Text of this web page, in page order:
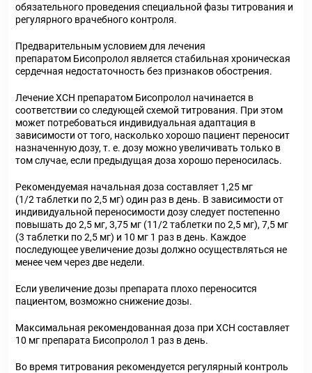
обязательного проведения специальной фазы титрования и
регулярного врачебного контроля.
Предварительным условием для лечения
препаратом Бисопролол является стабильная хроническая
сердечная недостаточность без признаков обострения.
Лечение ХСН препаратом Бисопролол начинается в
соответствии со следующей схемой титрования. При этом
может потребоваться индивидуальная адаптация в
зависимости от того, насколько хорошо пациент переносит
назначенную дозу, т. е. дозу можно увеличивать только в
том случае, если предыдущая доза хорошо переносилась.
Рекомендуемая начальная доза составляет 1,25 мг
(1/2 таблетки по 2,5 мг) один раз в день. В зависимости от
индивидуальной переносимости дозу следует постепенно
повышать до 2,5 мг, 3,75 мг (11/2 таблетки по 2,5 мг), 7,5 мг
(3 таблетки по 2,5 мг) и 10 мг 1 раз в день. Каждое
последующее увеличение дозы должно осуществляться не
менее чем через две недели.
Если увеличение дозы препарата плохо переносится
пациентом, возможно снижение дозы.
Максимальная рекомендованная доза при ХСН составляет
10 мг препарата Бисопролол 1 раз в день.
Во время титрования рекомендуется регулярный контроль